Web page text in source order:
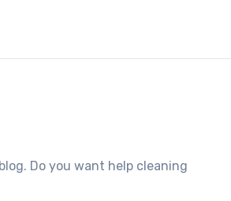
Do you want help cleaning